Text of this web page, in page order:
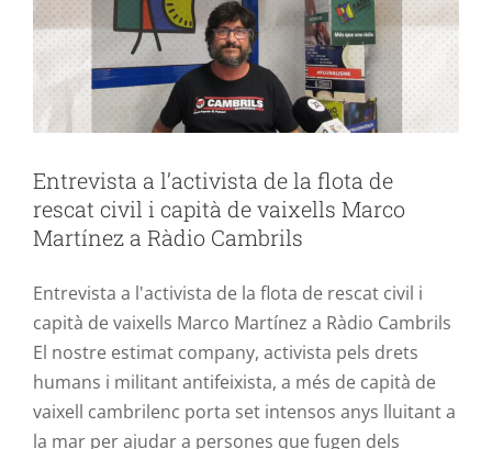
Entrevista a l’activista de la flota de
rescat civil i capità de vaixells Marco
Martínez a Ràdio Cambrils
Entrevista a l'activista de la flota de rescat civil i
capità de vaixells Marco Martínez a Ràdio Cambrils
El nostre estimat company, activista pels drets
humans i militant antifeixista, a més de capità de
vaixell cambrilenc porta set intensos anys lluitant a
la mar per ajudar a persones que fugen dels